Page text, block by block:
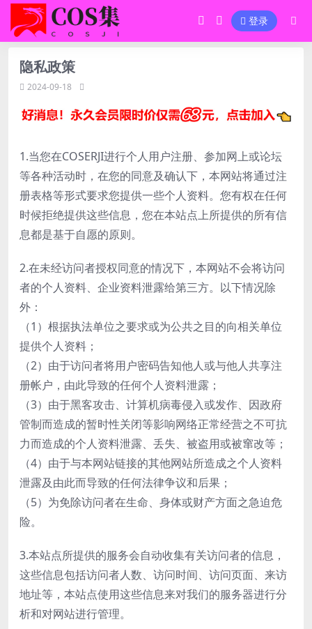
登录
隐私政策
2024-09-18
1.当您在COSERJI进行个人用户注册、参加网上或论坛
等各种活动时，在您的同意及确认下，本网站将通过注
册表格等形式要求您提供一些个人资料。您有权在任何
时候拒绝提供这些信息，您在本站点上所提供的所有信
息都是基于自愿的原则。
2.在未经访问者授权同意的情况下，本网站不会将访问
者的个人资料、企业资料泄露给第三方。以下情况除
外：
（1）根据执法单位之要求或为公共之目的向相关单位
提供个人资料；
（2）由于访问者将用户密码告知他人或与他人共享注
册帐户，由此导致的任何个人资料泄露；
（3）由于黑客攻击、计算机病毒侵入或发作、因政府
管制而造成的暂时性关闭等影响网络正常经营之不可抗
力而造成的个人资料泄露、丢失、被盗用或被窜改等；
（4）由于与本网站链接的其他网站所造成之个人资料
泄露及由此而导致的任何法律争议和后果；
（5）为免除访问者在生命、身体或财产方面之急迫危
险。
3.本站点所提供的服务会自动收集有关访问者的信息，
这些信息包括访问者人数、访问时间、访问页面、来访
地址等，本站点使用这些信息来对我们的服务器进行分
析和对网站进行管理。